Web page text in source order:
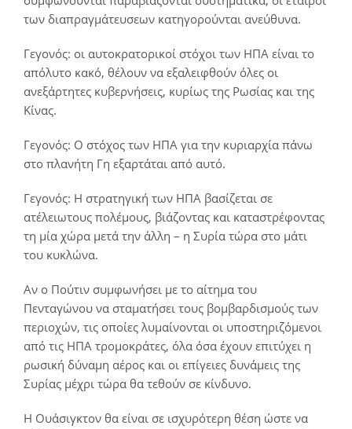
των διαπραγμάτευσεων κατηγορούνται ανεύθυνα.
Γεγονός: οι αυτοκρατορικοί στόχοι των ΗΠΑ είναι το
απόλυτο κακό, θέλουν να εξαλειφθούν όλες οι
ανεξάρτητες κυβερνήσεις, κυρίως της Ρωσίας και της
Κίνας.
Γεγονός: Ο στόχος των ΗΠΑ για την κυριαρχία πάνω
στο πλανήτη Γη εξαρτάται από αυτό.
Γεγονός: Η στρατηγική των ΗΠΑ βασίζεται σε
ατέλειωτους πολέμους, βιάζοντας και καταστρέφοντας
τη μία χώρα μετά την άλλη – η Συρία τώρα στο μάτι
του κυκλώνα.
Αν ο Πούτιν συμφωνήσει με το αίτημα του
Πενταγώνου να σταματήσει τους βομβαρδισμούς των
περιοχών, τις οποίες λυμαίνονται οι υποστηριζόμενοι
από τις ΗΠΑ τρομοκράτες, όλα όσα έχουν επιτύχει η
ρωσική δύναμη αέρος και οι επίγειες δυνάμεις της
Συρίας μέχρι τώρα θα τεθούν σε κίνδυνο.
Η Ουάσιγκτον θα είναι σε ισχυρότερη θέση ώστε να